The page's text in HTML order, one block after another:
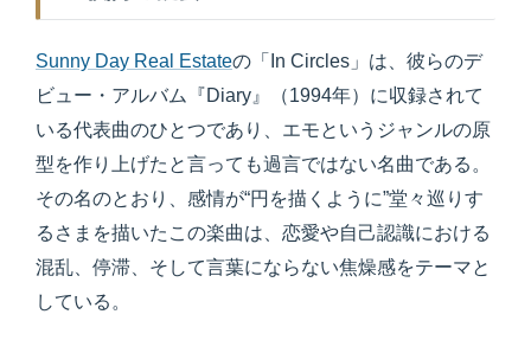
Sunny Day Real Estateの「In Circles」は、彼らのデ
ビュー・アルバム『Diary』（1994年）に収録されて
いる代表曲のひとつであり、エモというジャンルの原
型を作り上げたと言っても過言ではない名曲である。
その名のとおり、感情が“円を描くように”堂々巡りす
るさまを描いたこの楽曲は、恋愛や自己認識における
混乱、停滞、そして言葉にならない焦燥感をテーマと
している。